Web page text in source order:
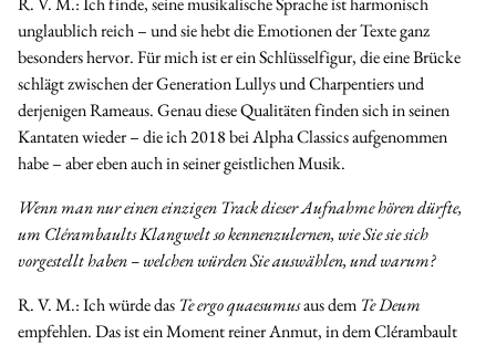
unglaublich reich – und sie hebt die Emotionen der Texte ganz
besonders hervor. Für mich ist er ein Schlüsselfigur, die eine Brücke
schlägt zwischen derGeneration Lullysund Charpentiers und
derjenigen Rameaus. Genau diese Qualitäten finden sich in seinen
Kantaten wieder – die ich2018 bei Alpha Classics aufgenommen
habe – aber eben auch in seiner geistlichen Musik.
Wenn man nur einen einzigen Track dieser Aufnahme hören dürfte,
um Clérambaults Klangwelt so kennenzulernen, wie Sie sie sich
vorgestellt haben – welchen würden Sie auswählen, und warum?
R. V. M.:Ich würde das Te ergo quaesumusaus dem Te Deum
empfehlen. Das ist ein Moment reiner Anmut, in dem Clérambault